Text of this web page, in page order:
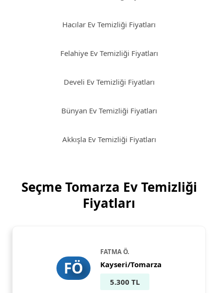
Hacılar Ev Temizliği Fiyatları
Felahiye Ev Temizliği Fiyatları
Develi Ev Temizliği Fiyatları
Bünyan Ev Temizliği Fiyatları
Akkışla Ev Temizliği Fiyatları
Seçme Tomarza Ev Temizliği
Fiyatları
FÖ
FATMA Ö.
Kayseri/Tomarza
5.300 TL